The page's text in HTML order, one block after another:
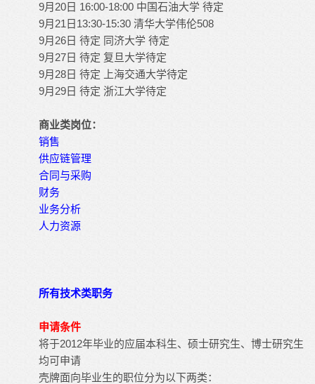
9月20日 16:00-18:00 中国石油大学 待定
9月21日13:30-15:30 清华大学伟伦508
9月26日 待定 同济大学 待定
9月27日 待定 复旦大学待定
9月28日 待定 上海交通大学待定
9月29日 待定 浙江大学待定
商业类岗位：
销售
供应链管理
合同与采购
财务
业务分析
人力资源
所有技术类职务
申请条件
将于2012年毕业的应届本科生、硕士研究生、博士研究生
均可申请
壳牌面向毕业生的职位分为以下两类：